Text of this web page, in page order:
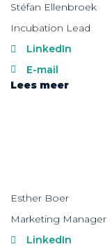
Stéfan Ellenbroek
Incubation Lead
LinkedIn
E-mail
Lees meer
Esther Boer
Marketing Manager
LinkedIn